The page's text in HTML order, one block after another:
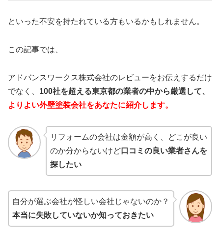
といった不安を持たれている方もいるかもしれません。
この記事では、
アドバンスワークス株式会社のレビューをお伝えするだけ
でなく、 100社を超える東京都の業者の中から厳選して、
よりよい外壁塗装会社をあなたに紹介します。
リフォームの会社は金額が高く、どこが良い
のか分からないけど口コミの良い業者さんを
探したい
自分が選ぶ会社が怪しい会社じゃないのか？
本当に失敗していないか知っておきたい